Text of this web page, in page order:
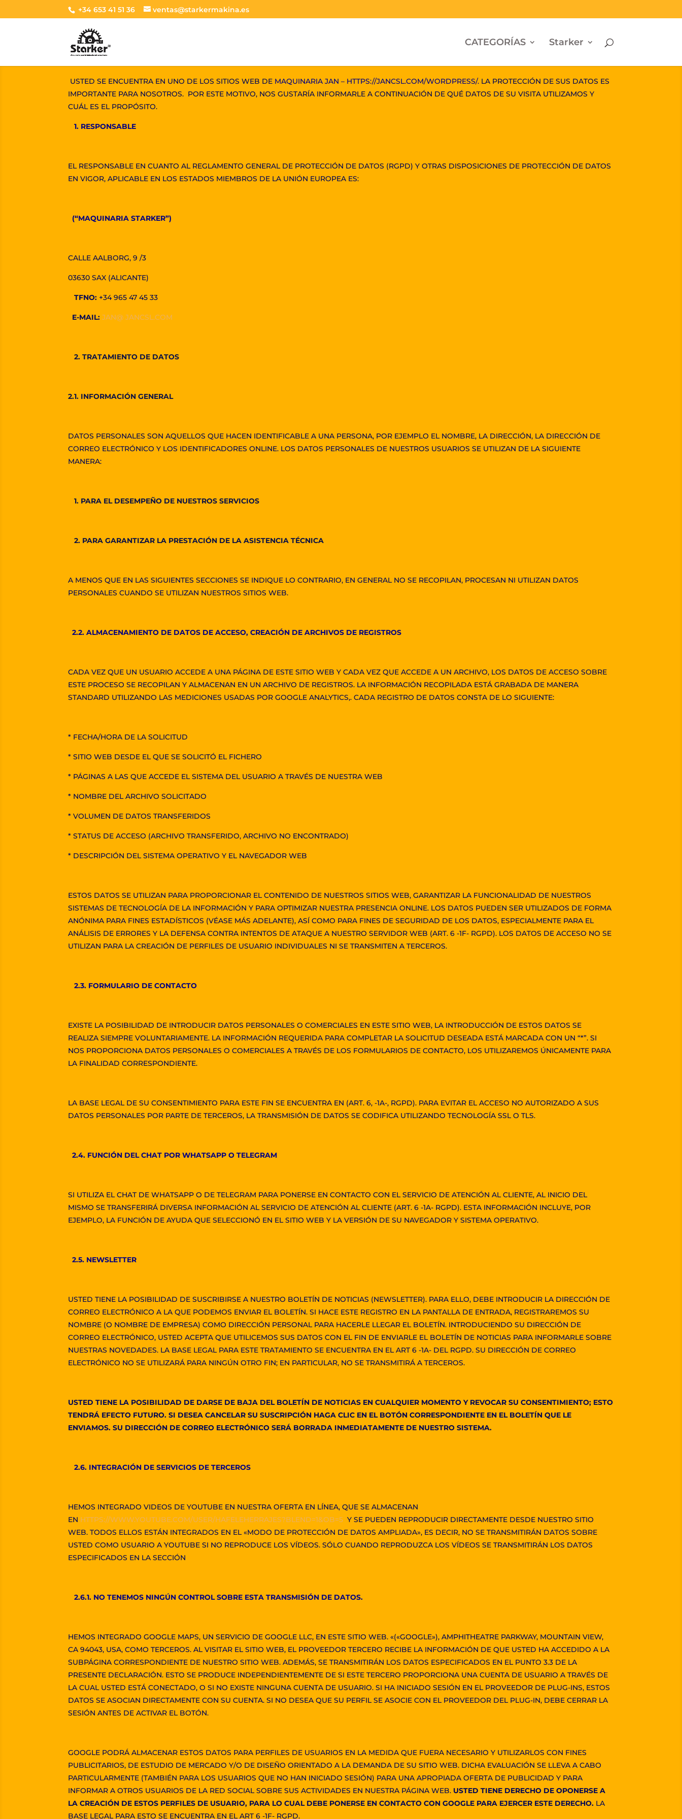
+34 653 41 51 36 ventas@starkermakina.es
CATEGORÍAS Starker
USTED SE ENCUENTRA EN UNO DE LOS SITIOS WEB DE MAQUINARIA JAN – HTTPS://JANCSL.COM/WORDPRESS/. LA PROTECCIÓN DE SUS DATOS ES
IMPORTANTE PARA NOSOTROS. POR ESTE MOTIVO, NOS GUSTARÍA INFORMARLE A CONTINUACIÓN DE QUÉ DATOS DE SU VISITA UTILIZAMOS Y
CUÁL ES EL PROPÓSITO.
1. RESPONSABLE
EL RESPONSABLE EN CUANTO AL REGLAMENTO GENERAL DE PROTECCIÓN DE DATOS (RGPD) Y OTRAS DISPOSICIONES DE PROTECCIÓN DE DATOS
EN VIGOR, APLICABLE EN LOS ESTADOS MIEMBROS DE LA UNIÓN EUROPEA ES:
(“MAQUINARIA STARKER”)
CALLE AALBORG, 9 /3
03630 SAX (ALICANTE)
TFNO: +34 965 47 45 33
E-MAIL: JAN@ JANCSL.COM
2. TRATAMIENTO DE DATOS
2.1. INFORMACIÓN GENERAL
DATOS PERSONALES SON AQUELLOS QUE HACEN IDENTIFICABLE A UNA PERSONA, POR EJEMPLO EL NOMBRE, LA DIRECCIÓN, LA DIRECCIÓN DE
CORREO ELECTRÓNICO Y LOS IDENTIFICADORES ONLINE. LOS DATOS PERSONALES DE NUESTROS USUARIOS SE UTILIZAN DE LA SIGUIENTE
MANERA:
1. PARA EL DESEMPEÑO DE NUESTROS SERVICIOS
2. PARA GARANTIZAR LA PRESTACIÓN DE LA ASISTENCIA TÉCNICA
A MENOS QUE EN LAS SIGUIENTES SECCIONES SE INDIQUE LO CONTRARIO, EN GENERAL NO SE RECOPILAN, PROCESAN NI UTILIZAN DATOS
PERSONALES CUANDO SE UTILIZAN NUESTROS SITIOS WEB.
2.2. ALMACENAMIENTO DE DATOS DE ACCESO, CREACIÓN DE ARCHIVOS DE REGISTROS
CADA VEZ QUE UN USUARIO ACCEDE A UNA PÁGINA DE ESTE SITIO WEB Y CADA VEZ QUE ACCEDE A UN ARCHIVO, LOS DATOS DE ACCESO SOBRE
ESTE PROCESO SE RECOPILAN Y ALMACENAN EN UN ARCHIVO DE REGISTROS. LA INFORMACIÓN RECOPILADA ESTÁ GRABADA DE MANERA
STANDARD UTILIZANDO LAS MEDICIONES USADAS POR GOOGLE ANALYTICS,. CADA REGISTRO DE DATOS CONSTA DE LO SIGUIENTE:
* FECHA/HORA DE LA SOLICITUD
* SITIO WEB DESDE EL QUE SE SOLICITÓ EL FICHERO
* PÁGINAS A LAS QUE ACCEDE EL SISTEMA DEL USUARIO A TRAVÉS DE NUESTRA WEB
* NOMBRE DEL ARCHIVO SOLICITADO
* VOLUMEN DE DATOS TRANSFERIDOS
* STATUS DE ACCESO (ARCHIVO TRANSFERIDO, ARCHIVO NO ENCONTRADO)
* DESCRIPCIÓN DEL SISTEMA OPERATIVO Y EL NAVEGADOR WEB
ESTOS DATOS SE UTILIZAN PARA PROPORCIONAR EL CONTENIDO DE NUESTROS SITIOS WEB, GARANTIZAR LA FUNCIONALIDAD DE NUESTROS
SISTEMAS DE TECNOLOGÍA DE LA INFORMACIÓN Y PARA OPTIMIZAR NUESTRA PRESENCIA ONLINE. LOS DATOS PUEDEN SER UTILIZADOS DE FORMA
ANÓNIMA PARA FINES ESTADÍSTICOS (VÉASE MÁS ADELANTE), ASÍ COMO PARA FINES DE SEGURIDAD DE LOS DATOS, ESPECIALMENTE PARA EL
ANÁLISIS DE ERRORES Y LA DEFENSA CONTRA INTENTOS DE ATAQUE A NUESTRO SERVIDOR WEB (ART. 6 -1F- RGPD). LOS DATOS DE ACCESO NO SE
UTILIZAN PARA LA CREACIÓN DE PERFILES DE USUARIO INDIVIDUALES NI SE TRANSMITEN A TERCEROS.
2.3. FORMULARIO DE CONTACTO
EXISTE LA POSIBILIDAD DE INTRODUCIR DATOS PERSONALES O COMERCIALES EN ESTE SITIO WEB, LA INTRODUCCIÓN DE ESTOS DATOS SE
REALIZA SIEMPRE VOLUNTARIAMENTE. LA INFORMACIÓN REQUERIDA PARA COMPLETAR LA SOLICITUD DESEADA ESTÁ MARCADA CON UN “*”. SI
NOS PROPORCIONA DATOS PERSONALES O COMERCIALES A TRAVÉS DE LOS FORMULARIOS DE CONTACTO, LOS UTILIZAREMOS ÚNICAMENTE PARA
LA FINALIDAD CORRESPONDIENTE.
LA BASE LEGAL DE SU CONSENTIMIENTO PARA ESTE FIN SE ENCUENTRA EN (ART. 6, -1A-, RGPD). PARA EVITAR EL ACCESO NO AUTORIZADO A SUS
DATOS PERSONALES POR PARTE DE TERCEROS, LA TRANSMISIÓN DE DATOS SE CODIFICA UTILIZANDO TECNOLOGÍA SSL O TLS.
2.4. FUNCIÓN DEL CHAT POR WHATSAPP O TELEGRAM
SI UTILIZA EL CHAT DE WHATSAPP O DE TELEGRAM PARA PONERSE EN CONTACTO CON EL SERVICIO DE ATENCIÓN AL CLIENTE, AL INICIO DEL
MISMO SE TRANSFERIRÁ DIVERSA INFORMACIÓN AL SERVICIO DE ATENCIÓN AL CLIENTE (ART. 6 -1A- RGPD). ESTA INFORMACIÓN INCLUYE, POR
EJEMPLO, LA FUNCIÓN DE AYUDA QUE SELECCIONÓ EN EL SITIO WEB Y LA VERSIÓN DE SU NAVEGADOR Y SISTEMA OPERATIVO.
2.5. NEWSLETTER
USTED TIENE LA POSIBILIDAD DE SUSCRIBIRSE A NUESTRO BOLETÍN DE NOTICIAS (NEWSLETTER). PARA ELLO, DEBE INTRODUCIR LA DIRECCIÓN DE
CORREO ELECTRÓNICO A LA QUE PODEMOS ENVIAR EL BOLETÍN. SI HACE ESTE REGISTRO EN LA PANTALLA DE ENTRADA, REGISTRAREMOS SU
NOMBRE (O NOMBRE DE EMPRESA) COMO DIRECCIÓN PERSONAL PARA HACERLE LLEGAR EL BOLETÍN. INTRODUCIENDO SU DIRECCIÓN DE
CORREO ELECTRÓNICO, USTED ACEPTA QUE UTILICEMOS SUS DATOS CON EL FIN DE ENVIARLE EL BOLETÍN DE NOTICIAS PARA INFORMARLE SOBRE
NUESTRAS NOVEDADES. LA BASE LEGAL PARA ESTE TRATAMIENTO SE ENCUENTRA EN EL ART 6 -1A- DEL RGPD. SU DIRECCIÓN DE CORREO
ELECTRÓNICO NO SE UTILIZARÁ PARA NINGÚN OTRO FIN; EN PARTICULAR, NO SE TRANSMITIRÁ A TERCEROS.
USTED TIENE LA POSIBILIDAD DE DARSE DE BAJA DEL BOLETÍN DE NOTICIAS EN CUALQUIER MOMENTO Y REVOCAR SU CONSENTIMIENTO; ESTO
TENDRÁ EFECTO FUTURO. SI DESEA CANCELAR SU SUSCRIPCIÓN HAGA CLIC EN EL BOTÓN CORRESPONDIENTE EN EL BOLETÍN QUE LE
ENVIAMOS. SU DIRECCIÓN DE CORREO ELECTRÓNICO SERÁ BORRADA INMEDIATAMENTE DE NUESTRO SISTEMA.
2.6. INTEGRACIÓN DE SERVICIOS DE TERCEROS
HEMOS INTEGRADO VIDEOS DE YOUTUBE EN NUESTRA OFERTA EN LÍNEA, QUE SE ALMACENAN
EN HTTPS://WWW.YOUTUBE.COM/USER/HAFELEHERRAJES?BLEND=1&OB=5 Y SE PUEDEN REPRODUCIR DIRECTAMENTE DESDE NUESTRO SITIO
WEB. TODOS ELLOS ESTÁN INTEGRADOS EN EL «MODO DE PROTECCIÓN DE DATOS AMPLIADA», ES DECIR, NO SE TRANSMITIRÁN DATOS SOBRE
USTED COMO USUARIO A YOUTUBE SI NO REPRODUCE LOS VÍDEOS. SÓLO CUANDO REPRODUZCA LOS VÍDEOS SE TRANSMITIRÁN LOS DATOS
ESPECIFICADOS EN LA SECCIÓN
2.6.1. NO TENEMOS NINGÚN CONTROL SOBRE ESTA TRANSMISIÓN DE DATOS.
HEMOS INTEGRADO GOOGLE MAPS, UN SERVICIO DE GOOGLE LLC, EN ESTE SITIO WEB. «(«GOOGLE»), AMPHITHEATRE PARKWAY, MOUNTAIN VIEW,
CA 94043, USA, COMO TERCEROS. AL VISITAR EL SITIO WEB, EL PROVEEDOR TERCERO RECIBE LA INFORMACIÓN DE QUE USTED HA ACCEDIDO A LA
SUBPÁGINA CORRESPONDIENTE DE NUESTRO SITIO WEB. ADEMÁS, SE TRANSMITIRÁN LOS DATOS ESPECIFICADOS EN EL PUNTO 3.3 DE LA
PRESENTE DECLARACIÓN. ESTO SE PRODUCE INDEPENDIENTEMENTE DE SI ESTE TERCERO PROPORCIONA UNA CUENTA DE USUARIO A TRAVÉS DE
LA CUAL USTED ESTÁ CONECTADO, O SI NO EXISTE NINGUNA CUENTA DE USUARIO. SI HA INICIADO SESIÓN EN EL PROVEEDOR DE PLUG-INS, ESTOS
DATOS SE ASOCIAN DIRECTAMENTE CON SU CUENTA. SI NO DESEA QUE SU PERFIL SE ASOCIE CON EL PROVEEDOR DEL PLUG-IN, DEBE CERRAR LA
SESIÓN ANTES DE ACTIVAR EL BOTÓN.
GOOGLE PODRÁ ALMACENAR ESTOS DATOS PARA PERFILES DE USUARIOS EN LA MEDIDA QUE FUERA NECESARIO Y UTILIZARLOS CON FINES
PUBLICITARIOS, DE ESTUDIO DE MERCADO Y/O DE DISEÑO ORIENTADO A LA DEMANDA DE SU SITIO WEB. DICHA EVALUACIÓN SE LLEVA A CABO
PARTICULARMENTE (TAMBIÉN PARA LOS USUARIOS QUE NO HAN INICIADO SESIÓN) PARA UNA APROPIADA OFERTA DE PUBLICIDAD Y PARA
INFORMAR A OTROS USUARIOS DE LA RED SOCIAL SOBRE SUS ACTIVIDADES EN NUESTRA PÁGINA WEB. USTED TIENE DERECHO DE OPONERSE A
LA CREACIÓN DE ESTOS PERFILES DE USUARIO, PARA LO CUAL DEBE PONERSE EN CONTACTO CON GOOGLE PARA EJERCER ESTE DERECHO. LA
BASE LEGAL PARA ESTO SE ENCUENTRA EN EL ART 6 -1F- RGPD.